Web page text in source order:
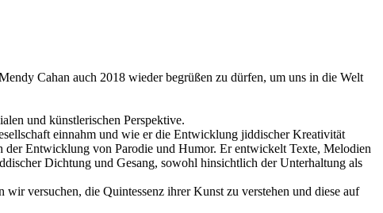
Cahan auch 2018 wieder begrüßen zu dürfen, um uns in die Welt
und künstlerischen Perspektive.
einnahm und wie er die Entwicklung jiddischer Kreativität
der Entwicklung von Parodie und Humor. Er entwickelt Texte, Melodien
Dichtung und Gesang, sowohl hinsichtlich der Unterhaltung als
versuchen, die Quintessenz ihrer Kunst zu verstehen und diese auf